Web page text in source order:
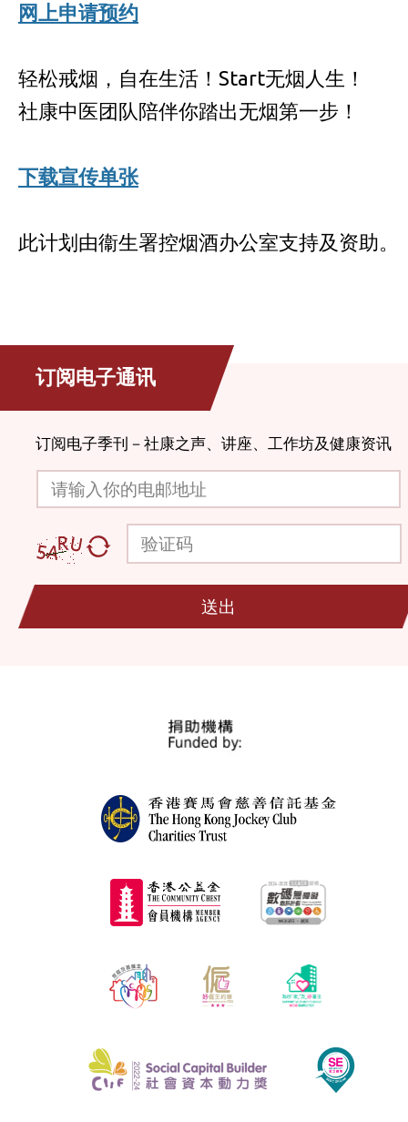
网上申请预约
轻松戒烟，自在生活！Start无烟人生！
社康中医团队陪伴你踏出无烟第一步！
下载宣传单张
此计划由衞生署控烟酒办公室支持及资助。
订阅电子通讯
订阅电子季刊－社康之声、讲座、工作坊及健康资讯
请输入你的电邮地址
验证码
送出